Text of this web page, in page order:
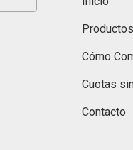
Productos
Cómo
Cuotas
Contacto